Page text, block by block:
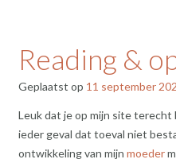
Reading &
Geplaatst op 11 september
Leuk dat je op mijn site
ieder geval dat toeval niet
ontwikkeling van mijn moeder